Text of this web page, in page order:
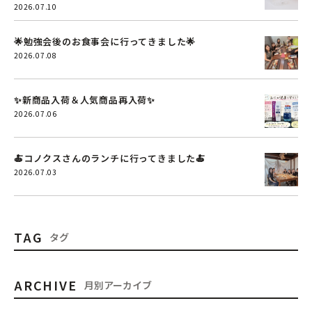
2026.07.10
🌟勉強会後のお食事会に行ってきました🌟
2026.07.08
✨新商品入荷＆人気商品再入荷✨
2026.07.06
🍝コノクスさんのランチに行ってきました🍝
2026.07.03
TAG タグ
ARCHIVE 月別アーカイブ